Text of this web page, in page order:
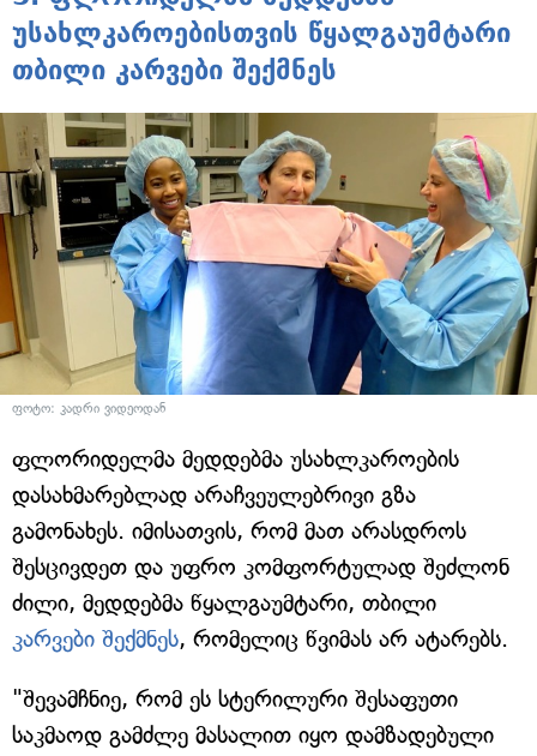
უსახლკაროებისთვის წყალგაუმტარი
თბილი კარვები შექმნეს
ფოტო: კადრი ვიდეოდან
ფლორიდელმა მედდებმა უსახლკაროების
დასახმარებლად არაჩვეულებრივი გზა
გამონახეს. იმისათვის, რომ მათ არასდროს
შესცივდეთ და უფრო კომფორტულად შეძლონ
ძილი, მედდებმა წყალგაუმტარი, თბილი
კარვები შექმნეს, რომელიც წვიმას არ ატარებს.
"შევამჩნიე, რომ ეს სტერილური შესაფუთი
საკმაოდ გამძლე მასალით იყო დამზადებული